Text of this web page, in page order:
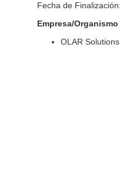
Fecha de
Empresa/
OLAR